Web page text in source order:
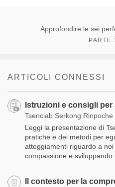
Approfondire le sei
PARTE
ARTICOLI CONNESSI
Istruzioni e consigli
Tsenciab Serkong Rinpoche
Leggi la presentazione di
pratiche e dei metodi per
atteggiamenti riguardo a
compassione e sviluppando
Il contesto per la